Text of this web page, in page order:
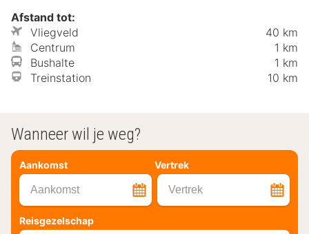
Afstand tot:
Vliegveld
40 km
Centrum
1 km
Bushalte
1 km
Treinstation
10 km
Wanneer wil je weg?
Aankomst Vertrek
Aankomst Vertrek
Reisgezelschap